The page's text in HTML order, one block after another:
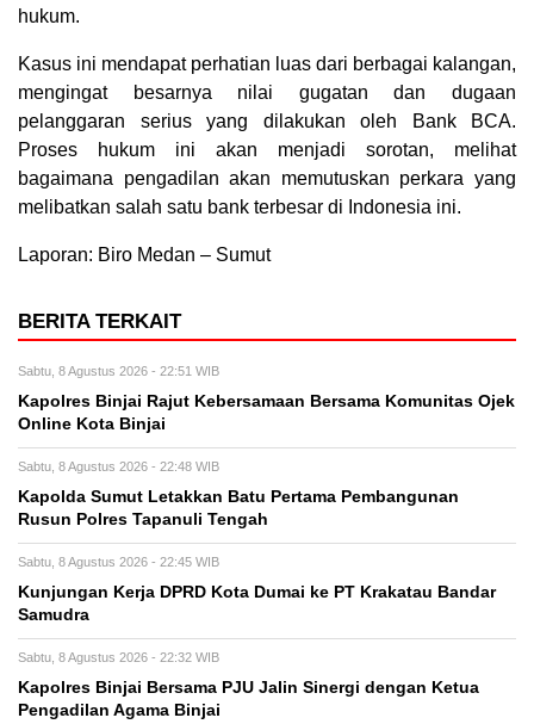
hukum.
Kasus ini mendapat perhatian luas dari berbagai kalangan,
mengingat besarnya nilai gugatan dan dugaan
pelanggaran serius yang dilakukan oleh Bank BCA.
Proses hukum ini akan menjadi sorotan, melihat
bagaimana pengadilan akan memutuskan perkara yang
melibatkan salah satu bank terbesar di Indonesia ini.
Laporan: Biro Medan – Sumut
BERITA TERKAIT
Sabtu, 8 Agustus 2026 - 22:51 WIB
Kapolres Binjai Rajut Kebersamaan Bersama Komunitas Ojek
Online Kota Binjai
Sabtu, 8 Agustus 2026 - 22:48 WIB
Kapolda Sumut Letakkan Batu Pertama Pembangunan
Rusun Polres Tapanuli Tengah
Sabtu, 8 Agustus 2026 - 22:45 WIB
Kunjungan Kerja DPRD Kota Dumai ke PT Krakatau Bandar
Samudra
Sabtu, 8 Agustus 2026 - 22:32 WIB
Kapolres Binjai Bersama PJU Jalin Sinergi dengan Ketua
Pengadilan Agama Binjai